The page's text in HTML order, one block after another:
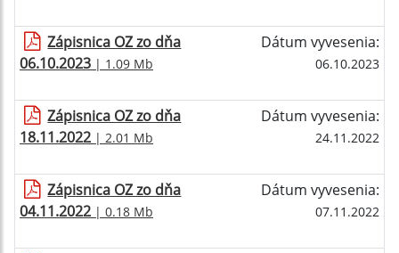
Zápisnica OZ zo dňa
06.10.2023 | 1.09 Mb
Dátum vyvesenia:
06.10.2023
Zápisnica OZ zo dňa
18.11.2022 | 2.01 Mb
Dátum vyvesenia:
24.11.2022
Zápisnica OZ zo dňa
04.11.2022 | 0.18 Mb
Dátum vyvesenia:
07.11.2022